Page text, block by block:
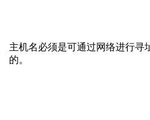
主机名必须是可通过网络进行寻
的。